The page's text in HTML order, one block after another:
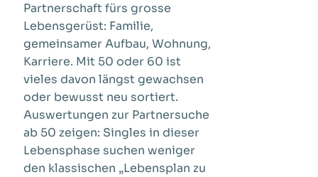
Partnerschaft fürs grosse
Lebensgerüst: Familie,
gemeinsamer Aufbau, Wohnung,
Karriere. Mit 50 oder 60 ist
vieles davon längst gewachsen
oder bewusst neu sortiert.
Auswertungen zur Partnersuche
ab 50 zeigen: Singles in dieser
Lebensphase suchen weniger
den klassischen „Lebensplan zu